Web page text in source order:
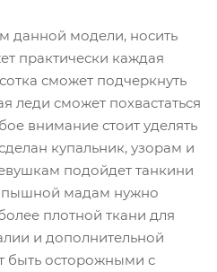
данной модели, носить
практически каждая
сможет подчеркнуть
леди сможет похвастаться
внимание стоит уделять
купальник, узорам и
подойдет танкини
пышной мадам нужно
плотной ткани для
и дополнительной
быть осторожными с